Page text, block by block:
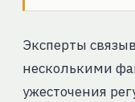
Эксперты
несколькими
ужесточения